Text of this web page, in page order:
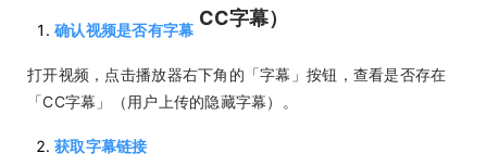
CC字幕）
确认视频是否有字幕
打开视频，点击播放器右下角的「字幕」按钮，查看是否存在
「CC字幕」（用户上传的隐藏字幕）。
获取字幕链接